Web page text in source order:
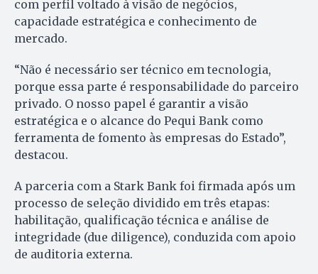
com perfil voltado à visão de negócios,
capacidade estratégica e conhecimento de
mercado.
“Não é necessário ser técnico em tecnologia,
porque essa parte é responsabilidade do parceiro
privado. O nosso papel é garantir a visão
estratégica e o alcance do Pequi Bank como
ferramenta de fomento às empresas do Estado”,
destacou.
A parceria com a Stark Bank foi firmada após um
processo de seleção dividido em três etapas:
habilitação, qualificação técnica e análise de
integridade (due diligence), conduzida com apoio
de auditoria externa.